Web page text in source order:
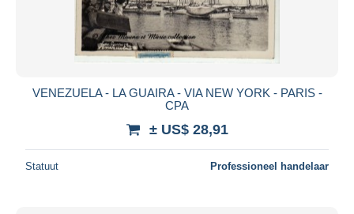
VENEZUELA - LA GUAIRA - VIA NEW YORK - PARIS -
CPA
± US$ 28,91
Statuut Professioneel handelaar